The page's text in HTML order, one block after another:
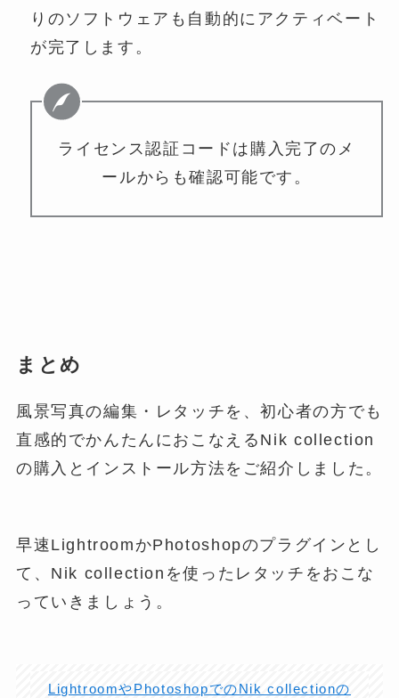
りのソフトウェアも自動的にアクティベート
が完了します。
ライセンス認証コードは購入完了のメ
ールからも確認可能です。
まとめ
風景写真の編集・レタッチを、初心者の方でも
直感的でかんたんにおこなえるNik collection
の購入とインストール方法をご紹介しました。
早速LightroomかPhotoshopのプラグインとし
て、Nik collectionを使ったレタッチをおこな
っていきましょう。
LightroomやPhotoshopでのNik collectionの